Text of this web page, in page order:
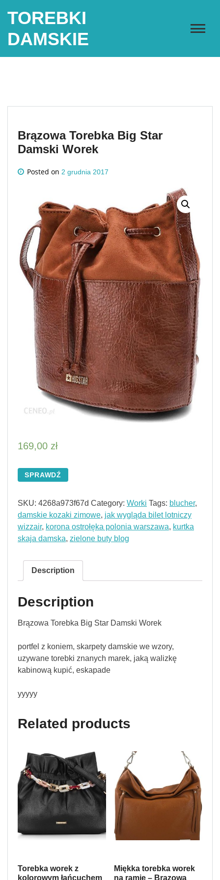
TOREBKI
DAMSKIE
Brązowa Torebka Big Star
Damski Worek
Posted on 2 grudnia 2017
169,00 zł
SPRAWDŹ
SKU: 4268a973f67d Category: Worki Tags: blucher,
damskie kozaki zimowe, jak wygląda bilet lotniczy
wizzair, korona ostrołęka polonia warszawa, kurtka
skaja damska, zielone buty blog
Description
Description
Brązowa Torebka Big Star Damski Worek
portfel z koniem, skarpety damskie we wzory,
uzywane torebki znanych marek, jaką walizkę
kabinową kupić, eskapade
yyyyy
Related products
Torebka worek z
kolorowym łańcuchem
Miękka torebka worek
na ramię – Brązowa